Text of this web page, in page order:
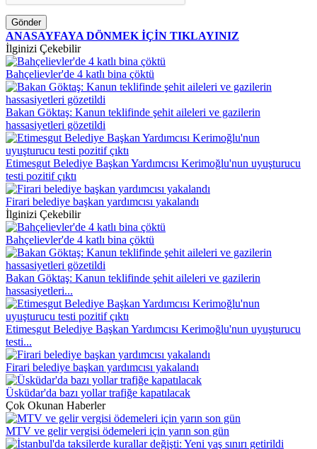
Gönder
ANASAYFAYA DÖNMEK İÇİN TIKLAYINIZ
İlginizi Çekebilir
Bahçelievler'de 4 katlı bina çöktü
Bakan Göktaş: Kanun teklifinde şehit aileleri ve gazilerin
hassasiyetleri gözetildi
Etimesgut Belediye Başkan Yardımcısı Kerimoğlu'nun uyuşturucu
testi pozitif çıktı
Firari belediye başkan yardımcısı yakalandı
İlginizi Çekebilir
Bahçelievler'de 4 katlı bina çöktü
Bakan Göktaş: Kanun teklifinde şehit aileleri ve gazilerin
hassasiyetleri...
Etimesgut Belediye Başkan Yardımcısı Kerimoğlu'nun uyuşturucu
testi...
Firari belediye başkan yardımcısı yakalandı
Üsküdar'da bazı yollar trafiğe kapatılacak
Çok Okunan Haberler
MTV ve gelir vergisi ödemeleri için yarın son gün